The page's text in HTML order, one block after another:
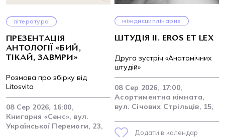
література
ПРЕЗЕНТАЦІЯ
АНТОЛОГІЇ «БИЙ,
ТІКАЙ, ЗАВМРИ»
Розмова про збірку від
Litosvita
08 Сер 2026, 16:00,
Книгарня «Сенс», вул.
Української Перемоги, 23,
міждисциплінарне
ШТУДІЯ ІІ. EROS ET LEX
Друга зустріч «Анатомічних
штудій»
08 Сер 2026, 17:00,
Асортиментна кімната,
вул. Січових Стрільців, 15,
Додати в календар